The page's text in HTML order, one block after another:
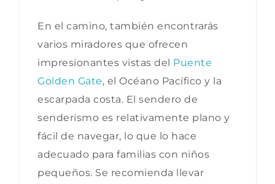
En el camino, también encontrarás
varios miradores que ofrecen
impresionantes vistas del Puente
Golden Gate, el Océano Pacífico y la
escarpada costa. El sendero de
senderismo es relativamente plano y
fácil de navegar, lo que lo hace
adecuado para familias con niños
pequeños. Se recomienda llevar